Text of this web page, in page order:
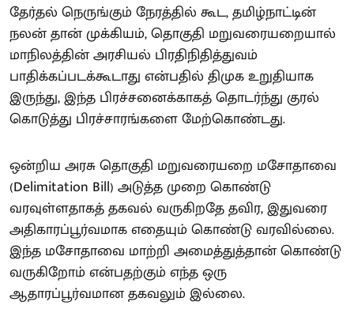
தேர்தல் நெருங்கும் நேரத்தில் கூட, தமிழ்நாட்டின்
நலன் தான் முக்கியம், தொகுதி மறுவரையறையால்
மாநிலத்தின் அரசியல் பிரதிநிதித்துவம்
பாதிக்கப்படக்கூடாது என்பதில் திமுக உறுதியாக
இருந்து, இந்த பிரச்சனைக்காகத் தொடர்ந்து குரல்
கொடுத்து பிரச்சாரங்களை மேற்கொண்டது.
ஒன்றிய அரசு தொகுதி மறுவரையறை மசோதாவை
(Delimitation Bill) அடுத்த முறை கொண்டு
வரவுள்ளதாகத் தகவல் வருகிறதே தவிர, இதுவரை
அதிகாரப்பூர்வமாக எதையும் கொண்டு வரவில்லை.
இந்த மசோதாவை மாற்றி அமைத்துத்தான் கொண்டு
வருகிறோம் என்பதற்கும் எந்த ஒரு
ஆதாரப்பூர்வமான தகவலும் இல்லை.